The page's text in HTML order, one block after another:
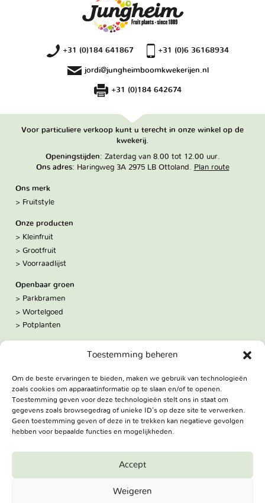
Toestemming beheren
Om de beste ervaringen te bieden, maken we gebruik van technologieën
zoals cookies om apparaatinformatie op te slaan en/of te openen.
Toestemming geven voor deze technologieën stelt ons in staat om
gegevens zoals browsegedrag of unieke ID's op deze site te verwerken.
Geen toestemming geven of deze in te trekken kan negatieve gevolgen
hebben voor bepaalde functies en mogelijkheden.
Accept
Weigeren
+31 (0)184 641867 +31 (0)6 36168934
jordi@jungheimboomkwekerijen.nl
+31 (0)184 642674
Voor particuliere verkoop kunt u terecht in onze winkel op de
kwekerij.
Openingstijden: Zaterdag van 8.00 tot 12.00 uur.
Ons adres: Haringweg 3A 2975 LB Ottoland. Plan route
Ons merk
Fruitstyle
Onze producten
Kleinfruit
Grootfruit
Voorraadlijst
Openbaar groen
Parkbramen
Wortelgoed
Potplanten
Volg ons:
Facebook
Bezoekadres
Haringweg 3A
2975 LB Ottoland
Reserved.